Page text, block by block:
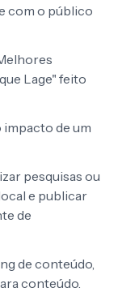
com o público
Lage" feito
impacto de um
pesquisas ou
e publicar
de
de conteúdo,
conteúdo.